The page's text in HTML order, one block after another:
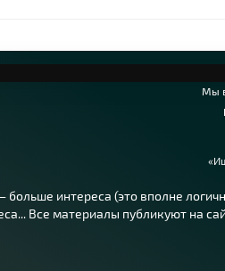
Мы
интереса (это вполне
Все материалы публикуют на